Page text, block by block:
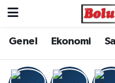
Genel Ekonomi